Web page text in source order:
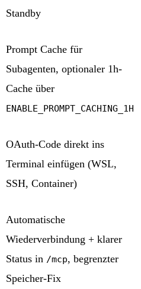
Standby
Prompt Cache für
Subagenten, optionaler 1h-
Cache über
ENABLE_PROMPT_CACHING_1H
OAuth-Code direkt ins
Terminal einfügen (WSL,
SSH, Container)
Automatische
Wiederverbindung + klarer
Status in /mcp, begrenzter
Speicher-Fix